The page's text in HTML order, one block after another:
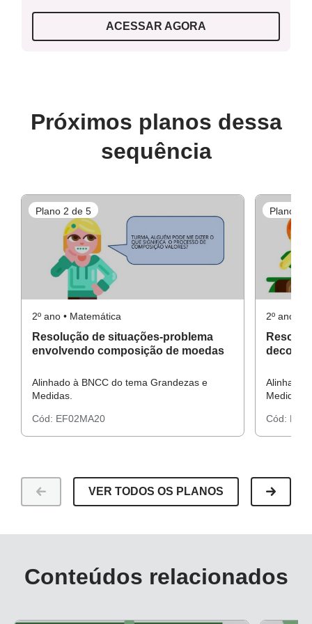
Guia de intervenção
Lápis e borracha;
Atividades impressas.
ACESSAR AGORA
Próximos planos dessa
sequência
Plano 2 de 5
2º ano • Matemática
Resolução de situações-problema
envolvendo composição de moedas
Alinhado à BNCC do tema Grandezas e
Medidas.
Cód: EF02MA20
Plano 3
2º ano •
Alinhado
Medidas.
Cód:
VER TODOS OS PLANOS
Conteúdos relacionados